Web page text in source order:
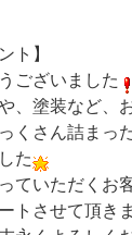
ト】
ございました
、塗装など、
くさん詰まっ
た
ていただくお
トさせて頂き